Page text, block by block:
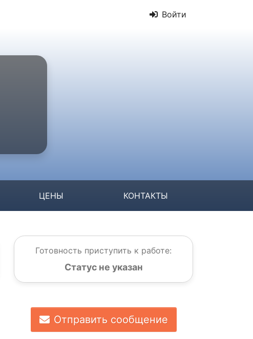
Войти
ЦЕНЫ КОНТАКТЫ
Готовность приступить к работе:
Статус не указан
Отправить сообщение